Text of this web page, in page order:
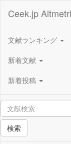
Ceek.jp
文献ランキング
新着文献
新着投稿
検索